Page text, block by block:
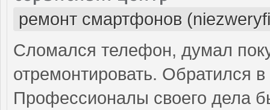
ремонт смартфонов
Сломался телефон, думал
отремонтировать. Обратился
Профессионалы своего дела